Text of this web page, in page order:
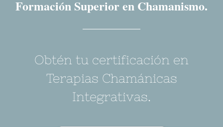
Formación Superior en Chamanismo.
Obtén tu certificación en
Terapias Chamánicas
Integrativas.